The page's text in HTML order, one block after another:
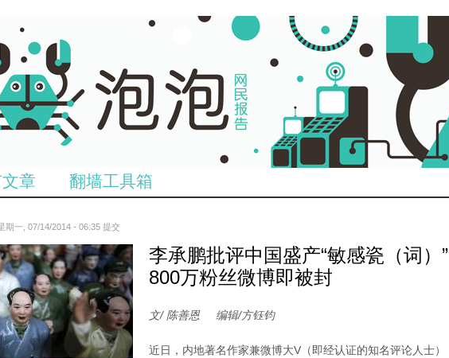
章 翻墙工具箱
期一, 07/14/2014 - 06:35 提交
李承鹏批评中国盛产“敏感瓷（词）”
800万粉丝微博即被封
文/ 陈善恩 编辑/方钰钧
近日，内地著名作家兼微博大V（即经认证的知名评论人士）